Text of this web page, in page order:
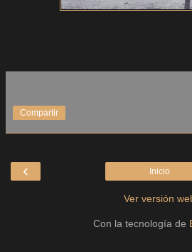
Compartir
‹ Inicio
Ver versión
Con la tecnología de